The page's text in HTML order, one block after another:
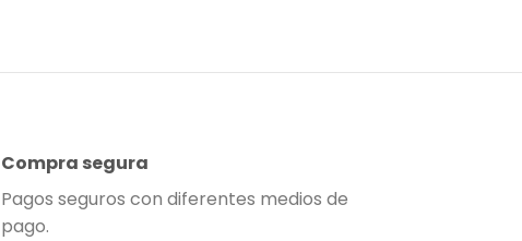
Compra segura
Pagos seguros con diferentes medios de
pago.